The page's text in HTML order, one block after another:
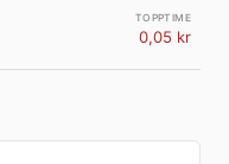
0,05 kr